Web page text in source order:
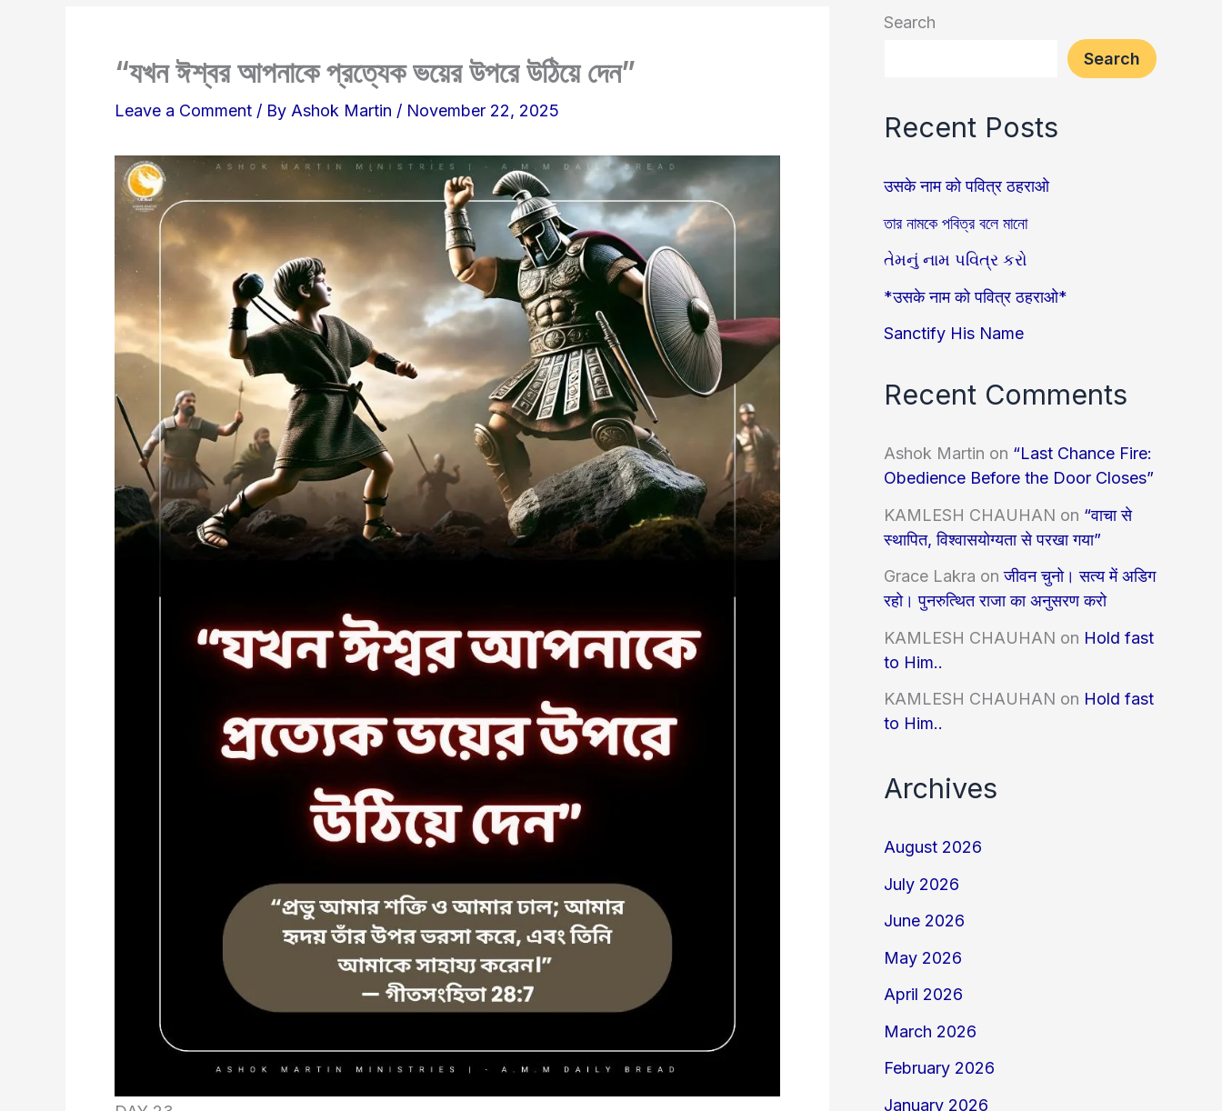
“যখন ঈশ্বর আপনাকে প্রত্যেক ভয়ের উপরে উঠিয়ে দেন”
Leave a Comment / By Ashok Martin / November 22, 2025
Search
Search
Recent Posts
उसके नाम को पवित्र ठहराओ
তার নামকে পবিত্র বলে মানো
તેમનું નામ પવિત્ર કરો
*उसके नाम को पवित्र ठहराओ*
Sanctify His Name
Recent Comments
Ashok Martin on “Last Chance Fire:
Obedience Before the Door Closes”
KAMLESH CHAUHAN on “वाचा से
स्थापित, विश्वासयोग्यता से परखा गया”
Grace Lakra onजीवन चुनो। सत्य में अडिग
रहो। पुनरुत्थित राजा का अनुसरण करो
KAMLESH CHAUHAN on Hold fast
to Him..
KAMLESH CHAUHAN on Hold fast
to Him..
Archives
August 2026
July 2026
June 2026
May 2026
April 2026
March 2026
February 2026
January 2026